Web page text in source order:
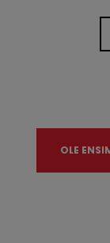
OLE